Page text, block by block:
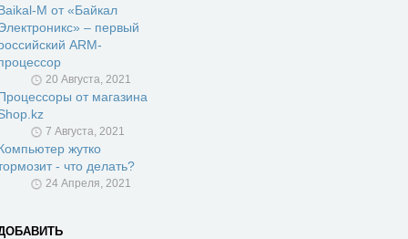
M от «Байкал
– первый
ARM-
20 Августа, 2021
от магазина
7 Августа, 2021
жутко
- что делать?
24 Апреля, 2021